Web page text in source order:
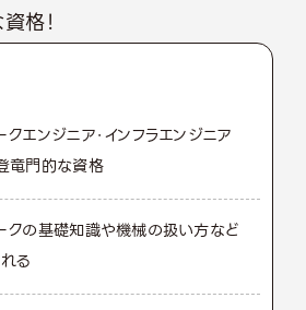
格！
クエンジニア・インフラエンジニア
竜門的な資格
クの基礎知識や機械の扱い方など
る